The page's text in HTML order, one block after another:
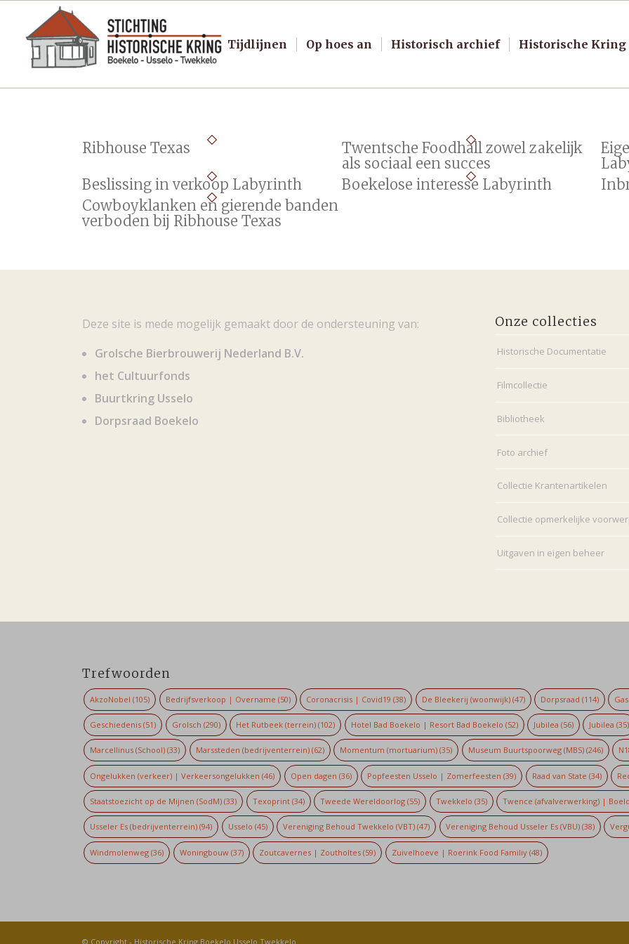
Tijdlijnen Op hoes an Historisch archief Historische Kring
Ribhouse Texas
Twentsche Foodhall zowel zakelijk
als sociaal een succes
Beslissing in verkoop Labyrinth
Boekelose interesse Labyrinth
Cowboyklanken en gierende banden
verboden bij Ribhouse Texas
Deze site is mede mogelijk gemaakt door de ondersteuning van:
Grolsche Bierbrouwerij Nederland B.V.
het Cultuurfonds
Buurtkring Usselo
Dorpsraad Boekelo
Onze collecties
Historische Documentatie
Filmcollectie
Bibliotheek
Foto archief
Collectie Krantenartikelen
Collectie opmerkelijke
Uitgaven in eigen beheer
Trefwoorden
AkzoNobel (105) Bedrijfsverkoop | Overname (50) Coronacrisis | Covid19 (38) De Bleekerij (woonwijk)(47) Dorpsraad (114)
Geschiedenis (51) Grolsch (290) Het Rutbeek (terrein) (102) Hotel Bad Boekelo | Resort Bad Boekelo (52) Jubilea (56) Jubilea (35)
Marcellinus (School) (33) Marssteden (bedrijventerrein)(62) Momentum (mortuarium) (35) Museum Buurtspoorweg (MBS)(246)
Ongelukken (verkeer) | Verkeersongelukken (46) Open dagen (36) Popfeesten Usselo | Zomerfeesten (39) Raad van State (34)
Staatstoezicht op de Mijnen (SodM) (33) Texoprint(34) Tweede Wereldoorlog (55) Twekkelo (35) Twence (afvalverwerking) |
Usseler Es (bedrijventerrein) (94) Usselo (45) Vereniging Behoud Twekkelo (VBT) (47) Vereniging Behoud Usseler Es (VBU)(38)
Windmolenweg (36) Woningbouw(37) Zoutcavernes | Zoutholtes (59) Zuivelhoeve | Roerink Food Familiy(48)
© Copyright - Historische Kring Boekelo Usselo Twekkelo